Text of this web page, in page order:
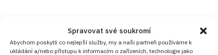
Spravovat své soukromí
Abychom poskytli co nejlepší služby, my a naši partneři používáme k
ukládání a/nebo přístupu k informacím o zařízeních, technologie jako